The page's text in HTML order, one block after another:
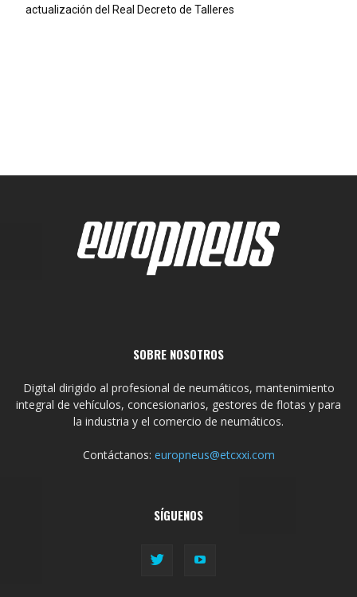
actualización del Real Decreto de Talleres
SOBRE NOSOTROS
Digital dirigido al profesional de neumáticos, mantenimiento
integral de vehículos, concesionarios, gestores de flotas y para
la industria y el comercio de neumáticos.
Contáctanos: europneus@etcxxi.com
SÍGUENOS